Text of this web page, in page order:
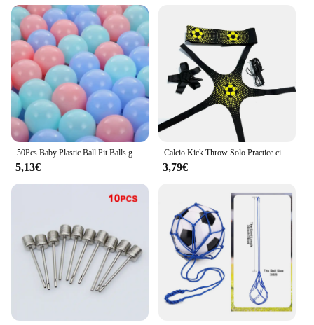
Their shock-absorbent properties protect your joints
during high-impact exercises, making them a safe
choice for all fitness levels. The anti-slip surface
ensures stability during even the most demanding
workouts, providing you with peace of mind and
confidence in your training. These palle are not just
a piece of equipment; they are an investment in
your health and fitness journey.
50Pcs Baby Plastic Ball Pit Balls giocattoli per bambini giochi all'aperto per interni piscina d'acqua Ocean Wave Balls giocattoli sportivi per bambini per ragazzi e ragazze
5,13€
Calcio Kick Throw Solo Practice cintura in vita regolabile controllo del pallone da calcio attrezzatura per l'allenamento cintura elastica per l'allenamento dei bambini
3,79€